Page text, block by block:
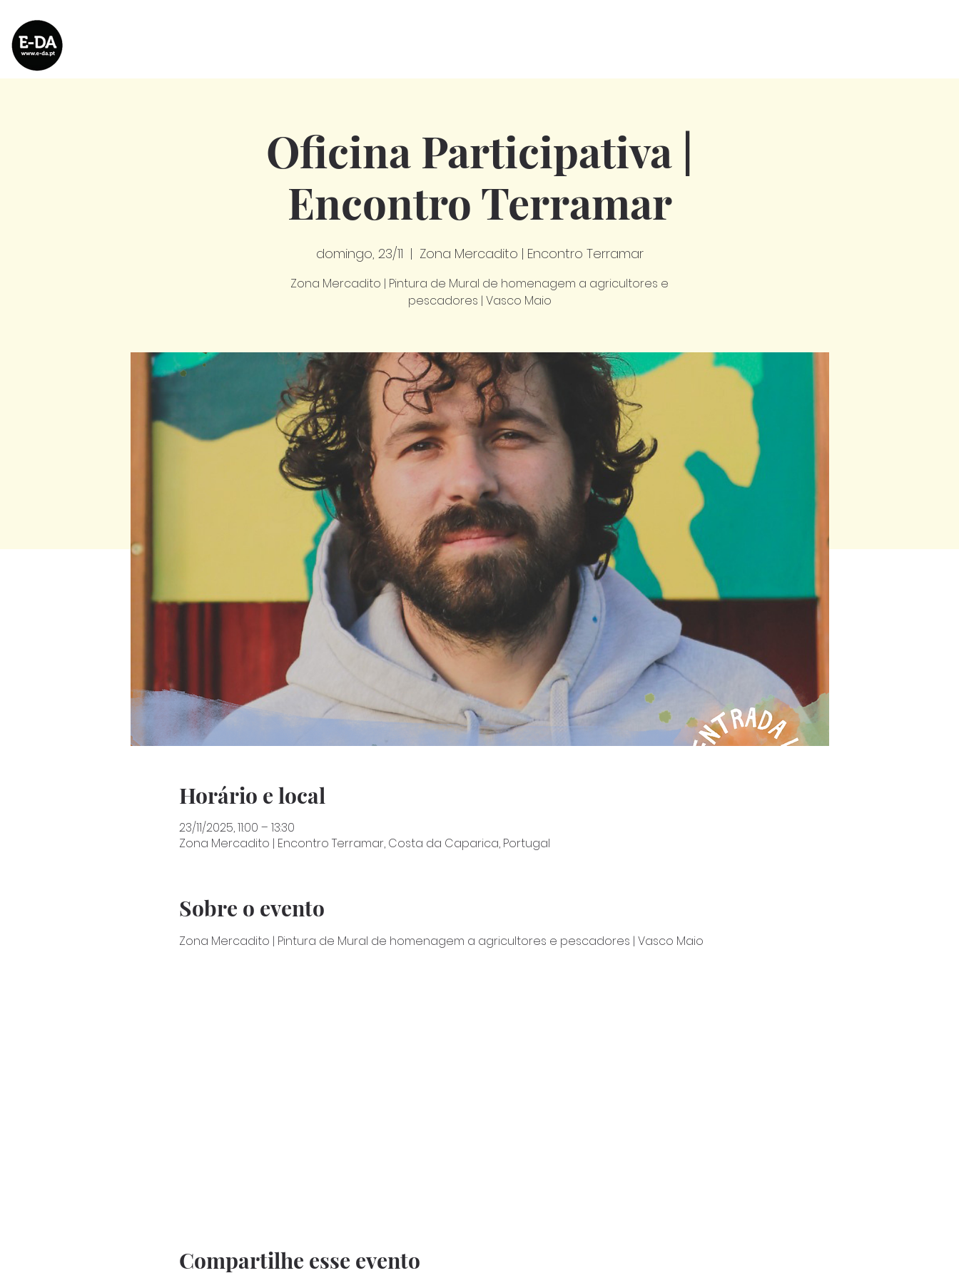
Oficina Participativa |
Encontro Terramar
domingo, 23/11
  |
Zona Mercadito | Encontro Terramar
Zona Mercadito | Pintura de Mural de homenagem a agricultores e
pescadores | Vasco Maio
Horário e local
23/11/2025, 11:00 – 13:30
Zona Mercadito | Encontro Terramar, Costa da Caparica, Portugal
Sobre o evento
Zona Mercadito | Pintura de Mural de homenagem a agricultores e pescadores | Vasco Maio
Compartilhe esse evento